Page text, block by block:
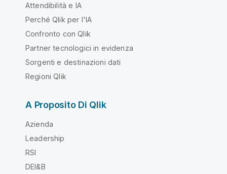
Attendibilità e IA
Perché Qlik per l'IA
Confronto con Qlik
Partner tecnologici in evidenza
Sorgenti e destinazioni dati
Regioni Qlik
A Proposito Di Qlik
Azienda
Leadership
RSI
DEI&B